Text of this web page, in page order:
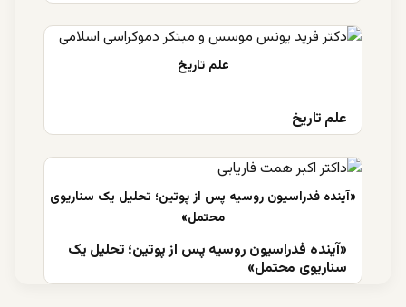
علم تاریخ
«آینده فدراسیون روسیه پس از پوتین؛ تحلیل یک
سناریوی محتمل»